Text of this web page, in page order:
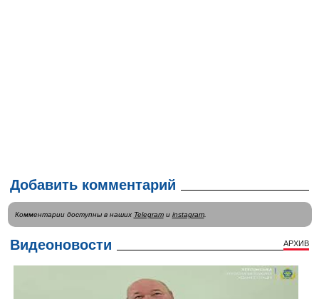
Добавить комментарий
Комментарии доступны в наших Telegramи instagram.
Видеоновости АРХИВ